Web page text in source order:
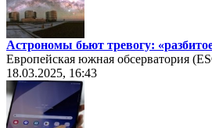
Астрономы бьют тревогу:
Европейская южная обсерватория
18.03.2025, 16:43